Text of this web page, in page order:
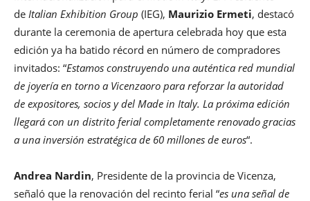
de Italian Exhibition Group (IEG), Maurizio Ermeti, destacó
durante la ceremonia de apertura celebrada hoy que esta
edición ya ha batido récord en número de compradores
invitados: “Estamos construyendo una auténtica red mundial
de joyería en torno a Vicenzaoro para reforzar la autoridad
de expositores, socios y del Made in Italy. La próxima edición
llegará con un distrito ferial completamente renovado gracias
a una inversión estratégica de 60 millones de euros“.
Andrea Nardin, Presidente de la provincia de Vicenza,
señaló que la renovación del recinto ferial “es una señal de